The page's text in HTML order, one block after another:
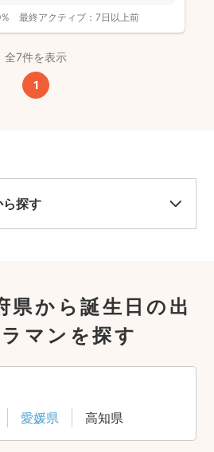
最終アクティブ： 7日以上前
全7件を表示
1
探す
県から誕生日の出
マンを探す
愛媛県 高知県